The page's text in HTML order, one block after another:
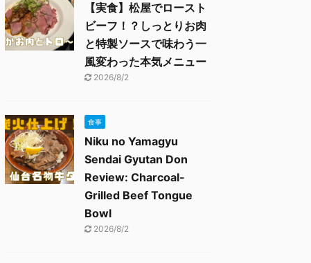
【実食】松屋でロースト
ビーフ！？しっとりお肉
と特製ソースで味わう一
風変わった本気メニュー
2026/8/2
食事
Niku no Yamagyu
Sendai Gyutan Don
Review: Charcoal-
Grilled Beef Tongue
Bowl
2026/8/2